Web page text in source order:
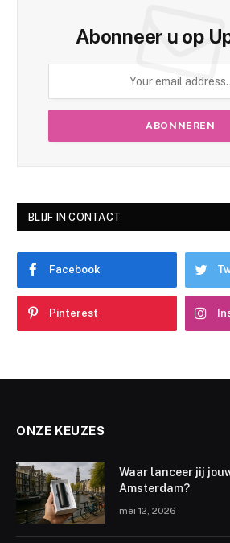
Abonneer u op
BLIJF IN CONTACT
Facebook
Pinterest
ONZE KEUZES
Waar lanceer jij
Amsterdam?
mei 12, 2026